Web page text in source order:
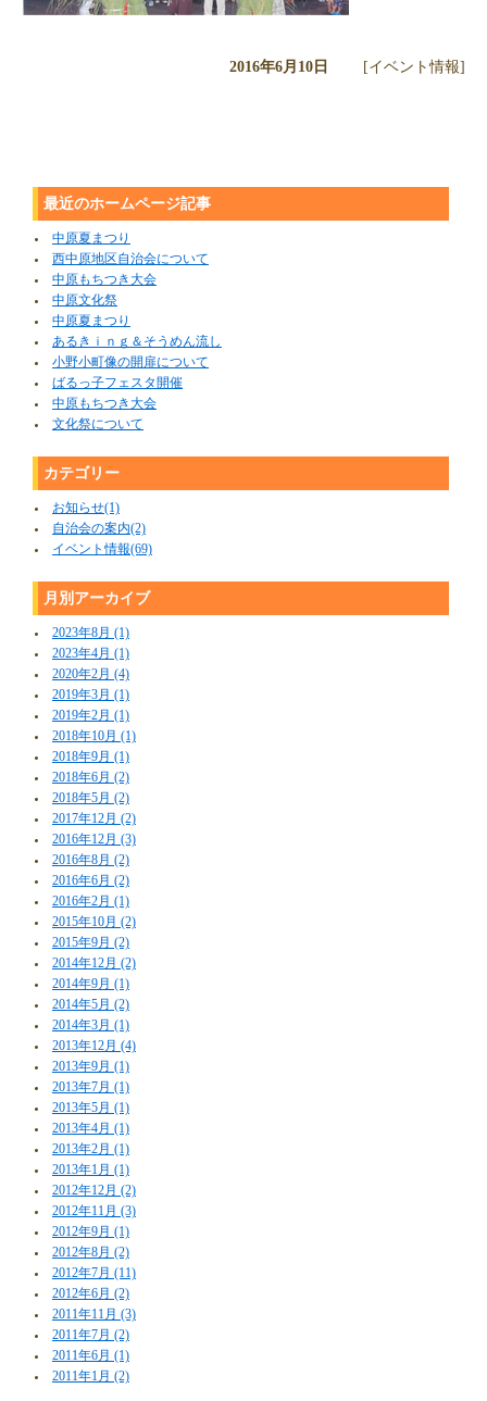
2016年6月10日 [イベント情報]
最近のホームページ記事
中原夏まつり
西中原地区自治会について
中原もちつき大会
中原文化祭
中原夏まつり
あるきｉｎｇ＆そうめん流し
小野小町像の開扉について
ばるっ子フェスタ開催
中原もちつき大会
文化祭について
カテゴリー
お知らせ(1)
自治会の案内(2)
イベント情報(69)
月別アーカイブ
2023年8月 (1)
2023年4月 (1)
2020年2月 (4)
2019年3月 (1)
2019年2月 (1)
2018年10月 (1)
2018年9月 (1)
2018年6月 (2)
2018年5月 (2)
2017年12月 (2)
2016年12月 (3)
2016年8月 (2)
2016年6月 (2)
2016年2月 (1)
2015年10月 (2)
2015年9月 (2)
2014年12月 (2)
2014年9月 (1)
2014年5月 (2)
2014年3月 (1)
2013年12月 (4)
2013年9月 (1)
2013年7月 (1)
2013年5月 (1)
2013年4月 (1)
2013年2月 (1)
2013年1月 (1)
2012年12月 (2)
2012年11月 (3)
2012年9月 (1)
2012年8月 (2)
2012年7月 (11)
2012年6月 (2)
2011年11月 (3)
2011年7月 (2)
2011年6月 (1)
2011年1月 (2)